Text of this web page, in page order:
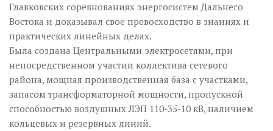
Главковских соревнованиях энергосистем Дальнего
Востока и доказывал свое превосходство в знаниях и
практических линейных делах.
Была создана Центральными электросетями, при
непосредственном участии коллектива сетевого
района, мощная производственная база с участками,
запасом трансформаторной мощности, пропускной
способностью воздушных ЛЭП 110-35-10 кВ, наличием
кольцевых и резервных линий.